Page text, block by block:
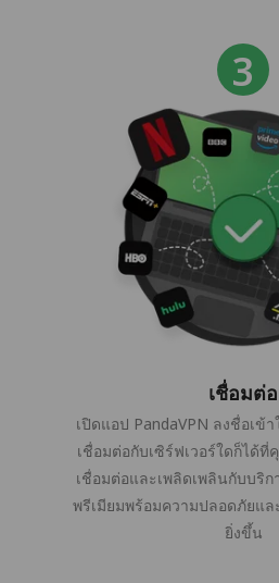
เชื่อมต่อ
เปิดแอป PandaVPN ลงชื่อเ
เชื่อมต่อกับเซิร์ฟเวอร์ใดก็ได้
เชื่อมต่อและเพลิดเพลินกับบริก
พรีเมียมพร้อมความปลอดภัยแ
ยิ่งขึ้น